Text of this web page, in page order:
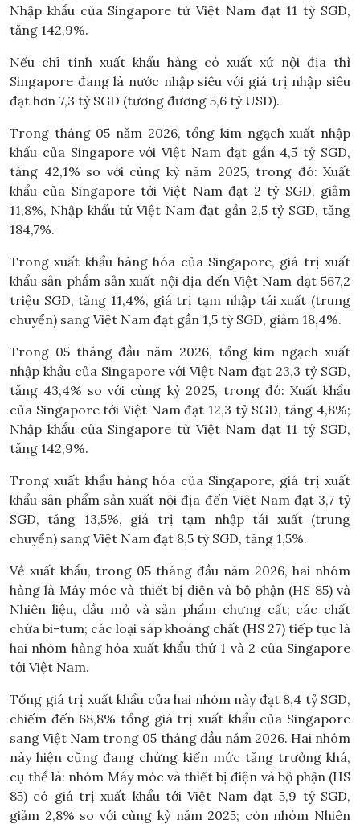
Nhập khẩu của Singapore từ Việt Nam đạt 11 tỷ SGD,
tăng 142,9%.
Nếu chỉ tính xuất khẩu hàng có xuất xứ nội địa thì
Singapore đang là nước nhập siêu với giá trị nhập siêu
đạt hơn 7,3 tỷ SGD (tương đương 5,6 tỷ USD).
Trong tháng 05 năm 2026, tổng kim ngạch xuất nhập
khẩu của Singapore với Việt Nam đạt gần 4,5 tỷ SGD,
tăng 42,1% so với cùng kỳ năm 2025, trong đó: Xuất
khẩu của Singapore tới Việt Nam đạt 2 tỷ SGD, giảm
11,8%, Nhập khẩu từ Việt Nam đạt gần 2,5 tỷ SGD, tăng
184,7%.
Trong xuất khẩu hàng hóa của Singapore, giá trị xuất
khẩu sản phẩm sản xuất nội địa đến Việt Nam đạt 567,2
triệu SGD, tăng 11,4%, giá trị tạm nhập tái xuất (trung
chuyển) sang Việt Nam đạt gần 1,5 tỷ SGD, giảm 18,4%.
Trong 05 tháng đầu năm 2026, tổng kim ngạch xuất
nhập khẩu của Singapore với Việt Nam đạt 23,3 tỷ SGD,
tăng 43,4% so với cùng kỳ 2025, trong đó: Xuất khẩu
của Singapore tới Việt Nam đạt 12,3 tỷ SGD, tăng 4,8%;
Nhập khẩu của Singapore từ Việt Nam đạt 11 tỷ SGD,
tăng 142,9%.
Trong xuất khẩu hàng hóa của Singapore, giá trị xuất
khẩu sản phẩm sản xuất nội địa đến Việt Nam đạt 3,7 tỷ
SGD, tăng 13,5%, giá trị tạm nhập tái xuất (trung
chuyển) sang Việt Nam đạt 8,5 tỷ SGD, tăng 1,5%.
Về xuất khẩu, trong 05 tháng đầu năm 2026, hai nhóm
hàng là Máy móc và thiết bị điện và bộ phận (HS 85) và
Nhiên liệu, dầu mỏ và sản phẩm chưng cất; các chất
chứa bi-tum; các loại sáp khoáng chất (HS 27) tiếp tục là
hai nhóm hàng hóa xuất khẩu thứ 1 và 2 của Singapore
tới Việt Nam.
Tổng giá trị xuất khẩu của hai nhóm này đạt 8,4 tỷ SGD,
chiếm đến 68,8% tổng giá trị xuất khẩu của Singapore
sang Việt Nam trong 05 tháng đầu năm 2026. Hai nhóm
này hiện cũng đang chứng kiến mức tăng trưởng khá,
cụ thể là: nhóm Máy móc và thiết bị điện và bộ phận (HS
85) có giá trị xuất khẩu tới Việt Nam đạt 5,9 tỷ SGD,
giảm 2,8% so với cùng kỳ năm 2025; còn nhóm Nhiên